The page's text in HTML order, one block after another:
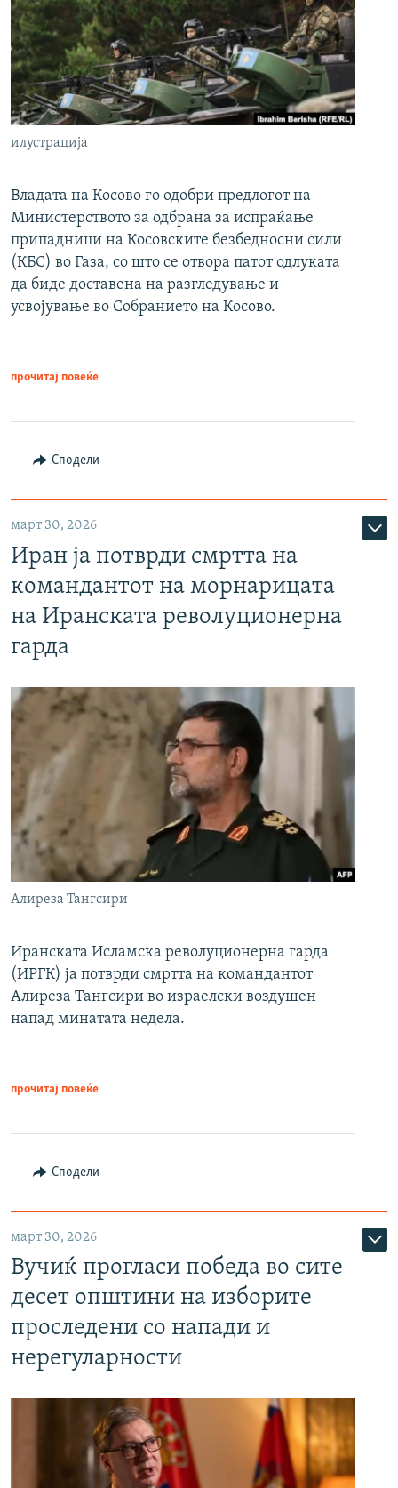
илустрација
Владата на Косово го одобри предлогот на
Министерството за одбрана за испраќање
припадници на Косовските безбедносни сили
(КБС) во Газа, со што се отвора патот одлуката
да биде доставена на разгледување и
усвојување во Собранието на Косово.
прочитај повеќе
Сподели
март 30, 2026
Иран ја потврди смртта на
командантот на морнарицата
на Иранската револуционерна
гарда
Алиреза Тангсири
Иранската Исламска револуционерна гарда
(ИРГК) ја потврди смртта на командантот
Алиреза Тангсири во израелски воздушен
напад минатата недела.
прочитај повеќе
Сподели
март 30, 2026
Вучиќ прогласи победа во сите
десет општини на изборите
проследени со напади и
нерегуларности